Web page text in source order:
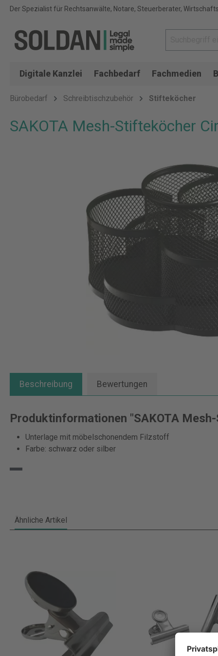
Der Spezialist für Rechtsanwälte, Notare, Steuerberater,
Digitale Kanzlei Fachbedarf Fachmedien
Bürobedarf Schreibtischzubehör Stifteköcher
SAKOTA Mesh-Stifteköcher
Beschreibung Bewertungen
Produktinformationen "SAKOTA
Unterlage mit möbelschonendem Filzstoff
Farbe: schwarz oder silber
Ähnliche Artikel